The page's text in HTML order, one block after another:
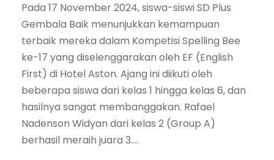
Pada 17 November 2024, siswa-siswi SD Plus
Gembala Baik menunjukkan kemampuan
terbaik mereka dalam Kompetisi Spelling Bee
ke-17 yang diselenggarakan oleh EF (English
First) di Hotel Aston. Ajang ini diikuti oleh
beberapa siswa dari kelas 1 hingga kelas 6, dan
hasilnya sangat membanggakan. Rafael
Nadenson Widyan dari kelas 2 (Group A)
berhasil meraih juara 3....